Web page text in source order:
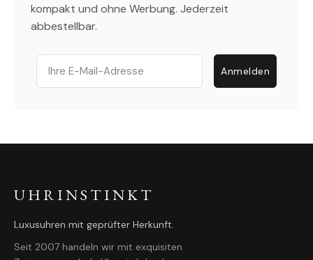
kompakt und ohne Werbung. Jederzeit
abbestellbar.
Email
Anmelden
UHRINSTINKT
Luxusuhren mit geprüfter Herkunft.
Seit 2007 handeln wir mit exquisiten